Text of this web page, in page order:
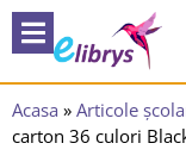
Acasa » Articole
carton 36 culori